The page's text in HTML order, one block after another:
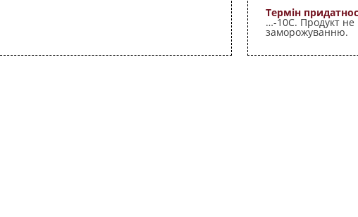
Термін
…-10С. Продукт не
заморожуванню.